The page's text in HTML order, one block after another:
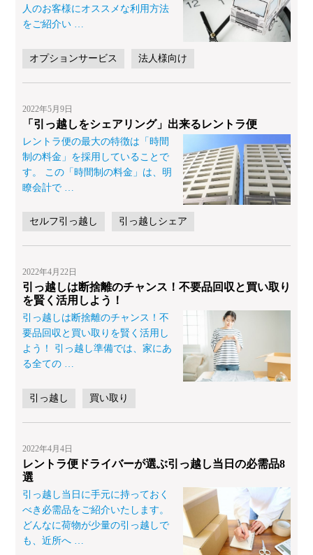
人のお客様にオススメな利用方法
をご紹介い
オプションサービス 法人様向け
2022年5月9日
「引っ越しをシェアリング」出来るレントラ便
レントラ便の最大の特徴は「時間
制の料金」を採用していることで
す。 この「時間制の料金」は、明
瞭会計で …
セルフ引っ越し 引っ越しシェア
2022年4月22日
引っ越しは断捨離のチャンス！不要品回収と買い取り
を賢く活用しよう！
引っ越しは断捨離のチャンス！不
要品回収と買い取りを賢く活用し
よう！ 引っ越し準備では、家にあ
る全ての
引っ越し 買い取り
2022年4月4日
レントラ便ドライバーが選ぶ引っ越し当日の必需品8
選
引っ越し当日に手元に持っておく
べき必需品をご紹介いたします。
どんなに荷物が少量の引っ越しで
も、近所へ …